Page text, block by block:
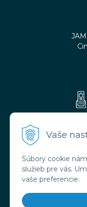
Vaše
Súbory cookie
služieb pre vás.
vaše preferencie.